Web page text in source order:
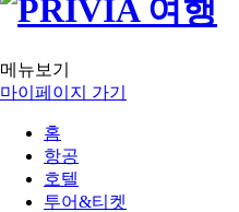
메뉴보기
마이페이지 가기
홈
항공
호텔
투어&티켓